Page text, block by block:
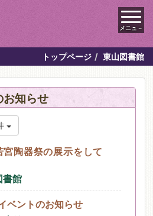
メニュ－
トップページ 東山図書館
お知らせ
宮陶器祭の展示をして
書館
ベントのお知らせ